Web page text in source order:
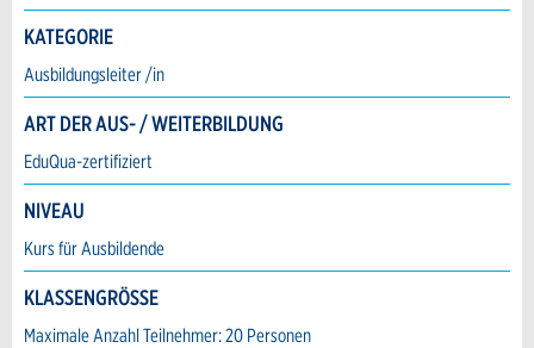
NACHRICHT SENDEN
Schliessen
Telefon *:
Nachricht:
* Pflichtfeld
Information: Zur Qualitätssicherung wird eine
Kopie der E-Mail an guidle gesendet.
This site is protected by reCAPTCHA and the Google
Verfassen Sie eine Nachricht für die Kontaktpersonen dieser
Anzeige.
Adresse
KATEGORIE
Ausbildungsleiter /in
ART DER AUS- / WEITERBILDUNG
EduQua-zertifiziert
NIVEAU
Kurs für Ausbildende
KLASSENGRÖSSE
Maximale Anzahl Teilnehmer: 20 Personen